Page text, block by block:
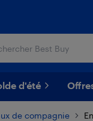
d'été
de compagnie